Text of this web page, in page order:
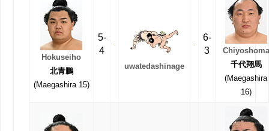
Hokuseiho
北青鵬
(Maegashira 15)
5-
4
uwatedashinage
6-
3
Chiyoshoma
千代翔馬
(Maegashira
16)